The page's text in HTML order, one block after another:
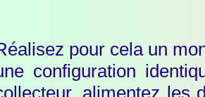
pour cela un
configuration
alimentez les